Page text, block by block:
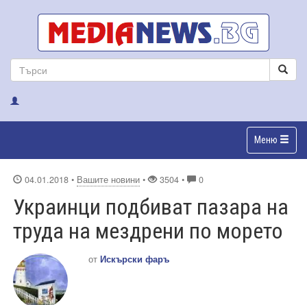
Меню
04.01.2018 • Вашите новини • 3504 • 0
Украинци подбиват пазара на
труда на мездрени по морето
от Искърски фаръ